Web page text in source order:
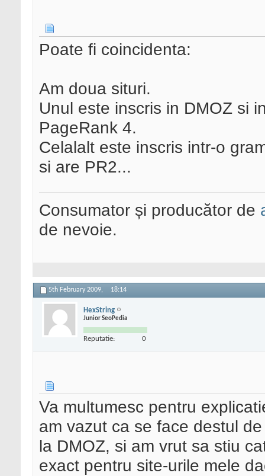
Poate fi coincidenta:
Am doua situri.
Unul este inscris in DMOZ si
PageRank 4.
Celalalt este inscris intr-o
si are PR2...
Consumator și producător de
de nevoie.
5th February 2009, 18:14
HexString
Junior SeoPedia
Reputatie: 0
Va multumesc pentru
am vazut ca se face destul
la DMOZ, si am vrut sa stiu
exact pentru site-urile mele